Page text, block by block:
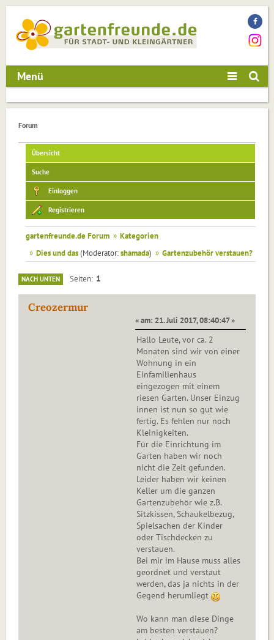
Menü
Forum
Übersicht
Suche
Einloggen
Registrieren
gartenfreunde.de Forum » Kategorien
» Dies und das(Moderator:shamada) » Gartenzubehör verstauen?
NACH UNTEN Seiten 1
Creozermur
« am: 21. Juli 2017, 08:40:47 »
Hallo Leute, vor ca. 2
Monaten sind wir von einer
Wohnung in ein
Einfamilienhaus
eingezogen mit einem
riesen Garten. Unser Einzug
innen ist nun so gut wie
fertig. Es fehlen nur noch
Kleinigkeiten.
Für die Einrichtung im
Garten haben wir noch
nicht die Zeit gefunden.
Leider haben wir keinen
Keller um die ganzen
Gartenzubehör wie z.B.
Sitzkissen, Schaukelbezug,
Spielsachen der Kinder
oder Tischdecken zu
verstauen.
Bei mir im Hause muss alles
geordnet und verstaut
werden, das ja nichts in der
Gegend herumliegt
Wo kann man diese Dinge
am besten verstauen?